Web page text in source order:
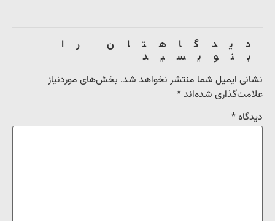
دیدگاهتان را
بنویسید
نشانی ایمیل شما منتشر نخواهد شد. بخش‌های موردنیاز
علامت‌گذاری شده‌اند*
دیدگاه*